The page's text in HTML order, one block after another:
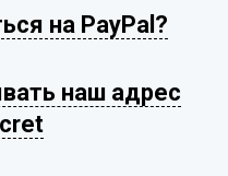
на PayPal?
наш адрес